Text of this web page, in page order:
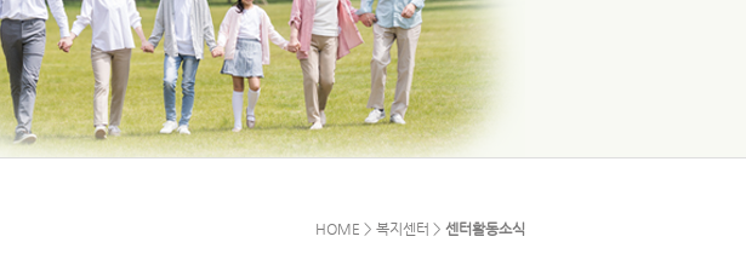
HOME > 복지센터 > 센터활동소식